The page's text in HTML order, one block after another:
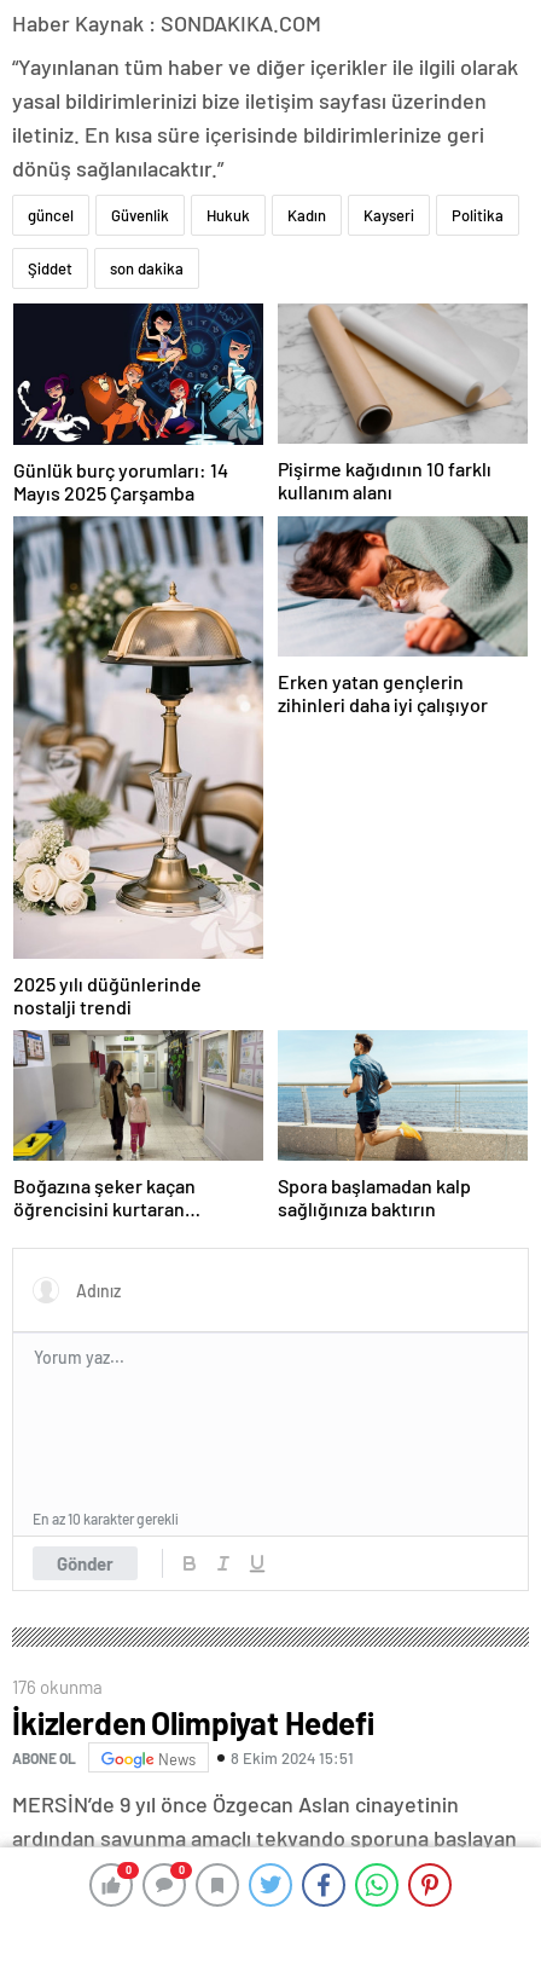
0 0
Haber Kaynak : SONDAKIKA.COM
“Yayınlanan tüm haber ve diğer içerikler ile ilgili olarak
yasal bildirimlerinizi bize iletişim sayfası üzerinden
iletiniz. En kısa süre içerisinde bildirimlerinize geri
dönüş sağlanılacaktır.”
güncel Güvenlik Hukuk Kadın Kayseri Politika
Şiddet son dakika
Günlük burç yorumları: 14
Mayıs 2025 Çarşamba
Pişirme kağıdının 10 farklı
kullanım alanı
2025 yılı düğünlerinde
nostalji trendi
Erken yatan gençlerin
zihinleri daha iyi çalışıyor
Boğazına şeker kaçan
öğrencisini kurtaran
eğitimine dikkati çekti
Spora başlamadan kalp
sağlığınıza baktırın
Gönder
En az 10 karakter gerekli
176 okunma
İkizlerden Olimpiyat Hedefi
ABONE OL News 8 Ekim 2024 15:51
0 0
MERSİN’de 9 yıl önce Özgecan Aslan cinayetinin
ardından savunma amaçlı tekvando sporuna başlayan
Özge Özbey (20) ile ikiz kardeşi Öykü Özbey, ulusal ve
uluslararası müsabakalarda şampiyonluklar kazandı.